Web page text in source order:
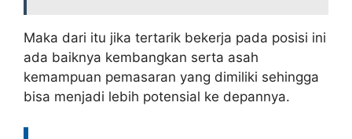
Maka dari itu jika tertarik bekerja pada posisi ini
ada baiknya kembangkan serta asah
kemampuan pemasaran yang dimiliki sehingga
bisa menjadi lebih potensial ke depannya.